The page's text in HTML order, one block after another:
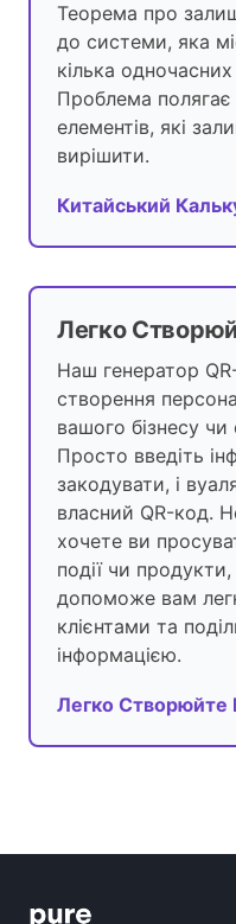
Теорема про
до системи, яка
кілька
Проблема полягає
елементів, які
вирішити.
Китайський
Легко
Наш генератор
створення
вашого бізнесу
Просто введіть
закодувати, і
власний QR-код.
хочете ви
події чи
допоможе вам
клієнтами та
інформацією.
Легко Створюйте